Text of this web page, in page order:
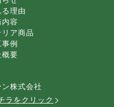
理由
内容
ア商品
例
概要
株式会社
ラをクリック